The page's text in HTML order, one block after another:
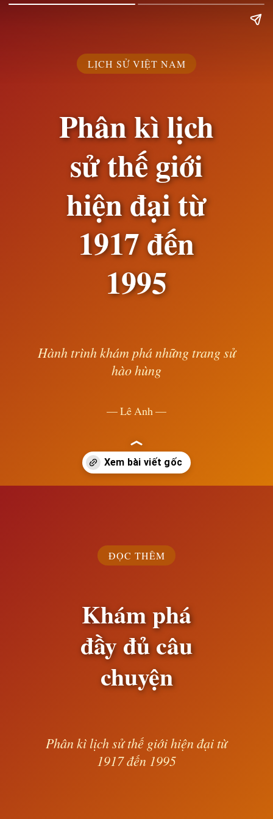
LỊCH SỬ VIỆT NAM
Phân kì lịch
sử thế giới
hiện đại từ
1917 đến
1995
Hành trình khám phá những trang sử
hào hùng
— Lê Anh —
ĐỌC THÊM
Khám phá
đầy đủ câu
chuyện
Phân kì lịch sử thế giới hiện đại từ
1917 đến 1995